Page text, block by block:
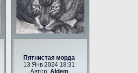
Пятнистая морда
13 Янв 2024 18:31
Автор: Aldem